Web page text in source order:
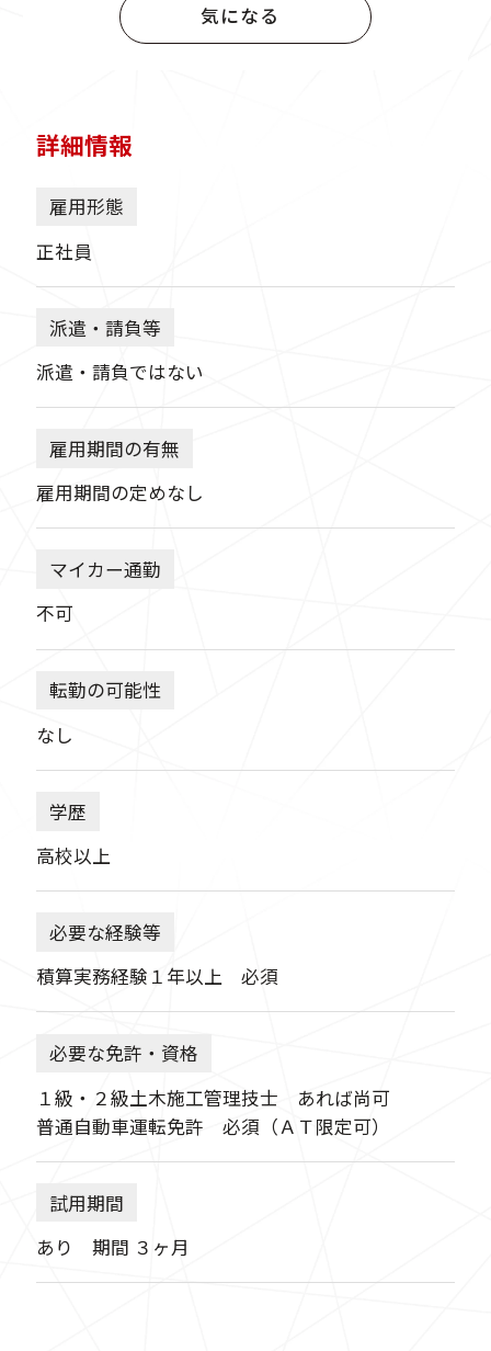
気になる
詳細情報
雇用形態
正社員
派遣・請負等
派遣・請負ではない
雇用期間の有無
雇用期間の定めなし
マイカー通勤
不可
転勤の可能性
なし
学歴
高校以上
必要な経験等
積算実務経験１年以上 必須
必要な免許・資格
１級・２級土木施工管理技士 あれば尚可
普通自動車運転免許 必須（ＡＴ限定可）
試用期間
あり 期間 ３ヶ月